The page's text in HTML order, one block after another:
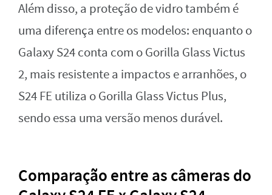
Além disso, a proteção de vidro também é
uma diferença entre os modelos: enquanto o
Galaxy S24 conta com o Gorilla Glass Victus
2, mais resistente a impactos e arranhões, o
S24 FE utiliza o Gorilla Glass Victus Plus,
sendo essa uma versão menos durável.
Comparação entre as câmeras do